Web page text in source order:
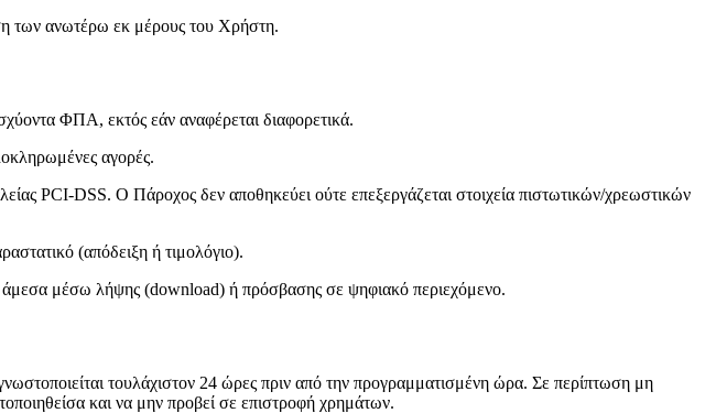
των ανωτέρω εκ μέρους του Χρήστη.
ΦΠΑ, εκτός εάν αναφέρεται διαφορετικά.
αγορές.
PCI-DSS. Ο Πάροχος δεν αποθηκεύει ούτε επεξεργάζεται στοιχεία πιστωτικών/χρεωστικών
(απόδειξη ή τιμολόγιο).
άμεσα μέσω λήψης (download) ή πρόσβασης σε ψηφιακό περιεχόμενο.
τουλάχιστον 24 ώρες πριν από την προγραμματισμένη ώρα. Σε περίπτωση μη
και να μην προβεί σε επιστροφή χρημάτων.